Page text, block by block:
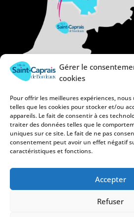
Gérer le
cookies
Pour offrir les meilleures expériences,
telles que les cookies pour stocker et/ou
appareils. Le fait de consentir à ces
traiter des données telles que le
uniques sur ce site. Le fait de ne pas
consentement peut avoir un effet négatif
caractéristiques et fonctions.
Accepter
Refuser